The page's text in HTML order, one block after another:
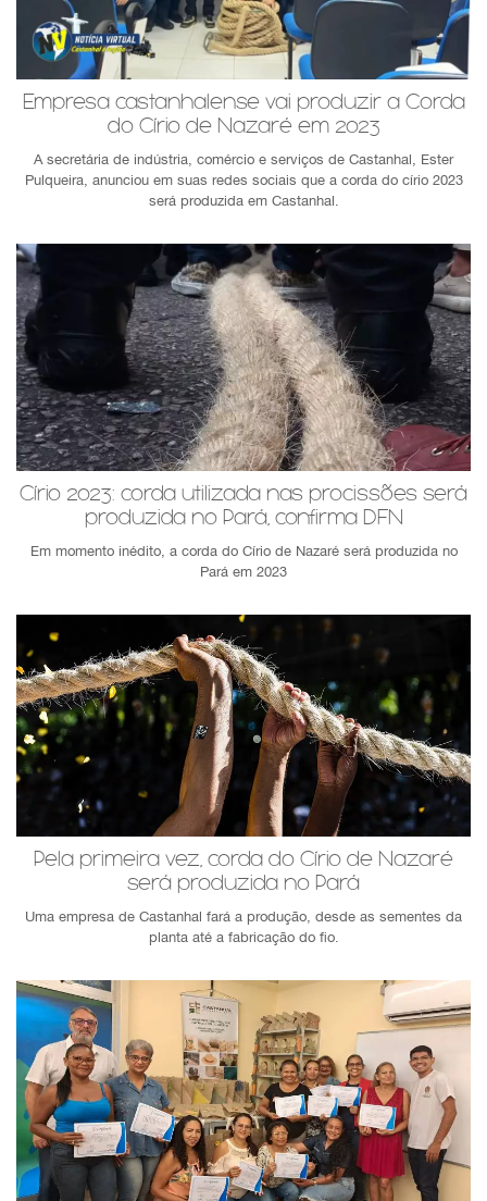
Empresa castanhalense vai produzir a Corda
do Círio de Nazaré em 2023
A secretária de indústria, comércio e serviços de Castanhal, Ester
Pulqueira, anunciou em suas redes sociais que a corda do círio 2023
será produzida em Castanhal.
Círio 2023: corda utilizada nas procissões será
produzida no Pará, confirma DFN
Em momento inédito, a corda do Círio de Nazaré será produzida no
Pará em 2023
Pela primeira vez, corda do Círio de Nazaré
será produzida no Pará
Uma empresa de Castanhal fará a produção, desde as sementes da
planta até a fabricação do fio.